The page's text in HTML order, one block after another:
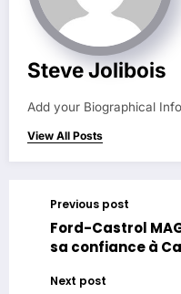
Steve Jolibois
Add your Biographical
View All Posts
Previous post
Ford-Castrol
sa confiance à
Next post